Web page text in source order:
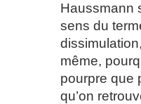
Haussmann
sens du
même,
pourpre que
qu’on